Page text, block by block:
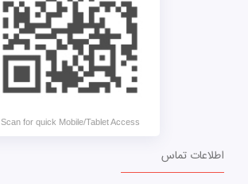
Scan for quick Mobile/Tablet Access
اطلاعات تماس